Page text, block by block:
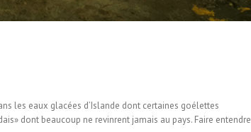
les eaux glacées d’Islande dont certaines goélettes
dont beaucoup ne revinrent jamais au pays. Faire entendre